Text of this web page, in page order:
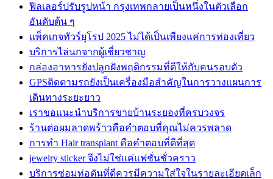
ฟิลเลอร์ปรับรูปหน้า กรุงเทพกลายเป็นหนึ่งในตัวเลือก
อันดับต้น ๆ
แพ็คเกจทัวร์ยุโรป 2025 ไม่ได้เป็นเพียงแค่การท่องเที่ยว
บริการไล่นกจากผู้เชี่ยวชาญ
กล่องอาหารยังปลูกฝังพฤติกรรมที่ดีให้กับคนรอบตัว
GPSติดตามรถยังเป็นเครื่องมือสำคัญในการวางแผนการ
เดินทางระยะยาว
เราขอแนะนำบริการขายบ้านระยองที่ครบวงจร
ร้านต่อผมลาดพร้าวคือคำตอบที่คุณไม่ควรพลาด
การทำ Hair transplant คือคำตอบที่ดีที่สุด
jewelry sticker จึงไม่ใช่แค่แฟชั่นชั่วคราว
บริการซ่อมท่อตันที่ดีควรมีความใส่ใจในรายละเอียดเล็ก